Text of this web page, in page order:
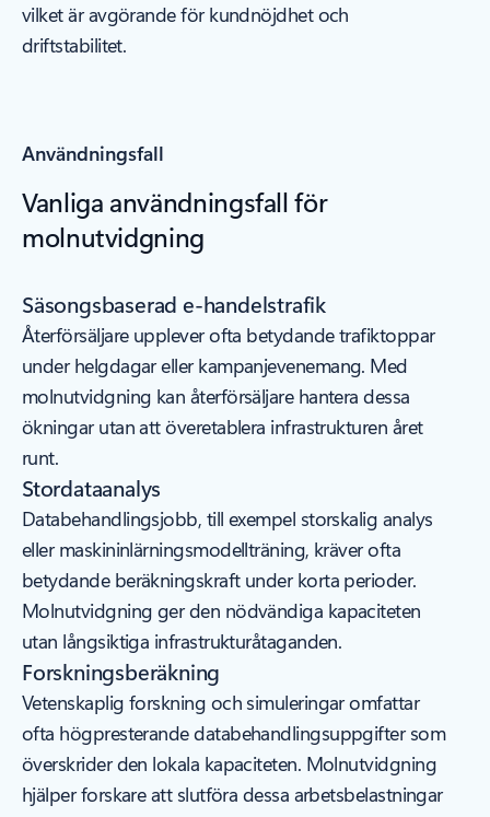
vilket är avgörande för kundnöjdhet och
driftstabilitet.
Användningsfall
Vanliga användningsfall för
molnutvidgning
Säsongsbaserad e-handelstrafik
Återförsäljare upplever ofta betydande trafiktoppar
under helgdagar eller kampanjevenemang. Med
molnutvidgning kan återförsäljare hantera dessa
ökningar utan att överetablera infrastrukturen året
runt.
Stordataanalys
Databehandlingsjobb, till exempel storskalig analys
eller maskininlärningsmodellträning, kräver ofta
betydande beräkningskraft under korta perioder.
Molnutvidgning ger den nödvändiga kapaciteten
utan långsiktiga infrastrukturåtaganden.
Forskningsberäkning
Vetenskaplig forskning och simuleringar omfattar
ofta högpresterande databehandlingsuppgifter som
överskrider den lokala kapaciteten. Molnutvidgning
hjälper forskare att slutföra dessa arbetsbelastningar